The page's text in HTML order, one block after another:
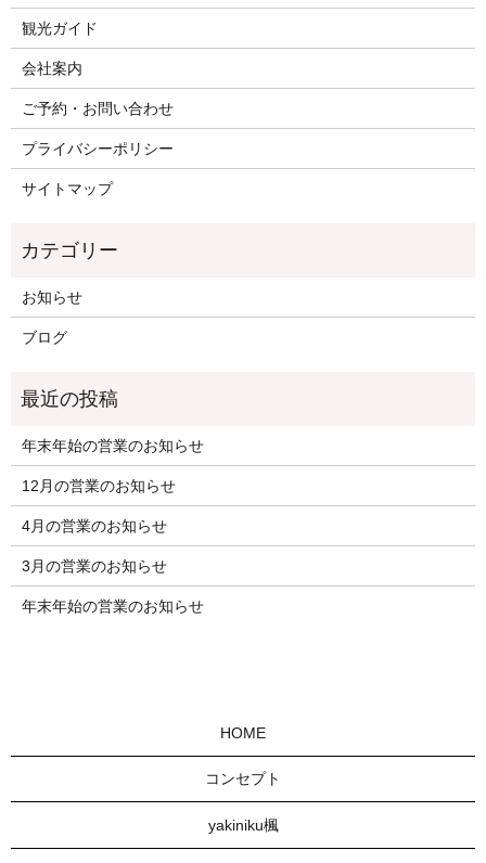
観光ガイド
会社案内
ご予約・お問い合わせ
プライバシーポリシー
サイトマップ
お知らせ
ブログ
年末年始の営業のお知らせ
12月の営業のお知らせ
4月の営業のお知らせ
3月の営業のお知らせ
年末年始の営業のお知らせ
HOME
コンセプト
yakiniku楓